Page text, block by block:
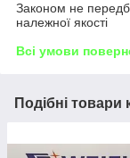
Законом не
належної якості
Всі умови
Подібні товари